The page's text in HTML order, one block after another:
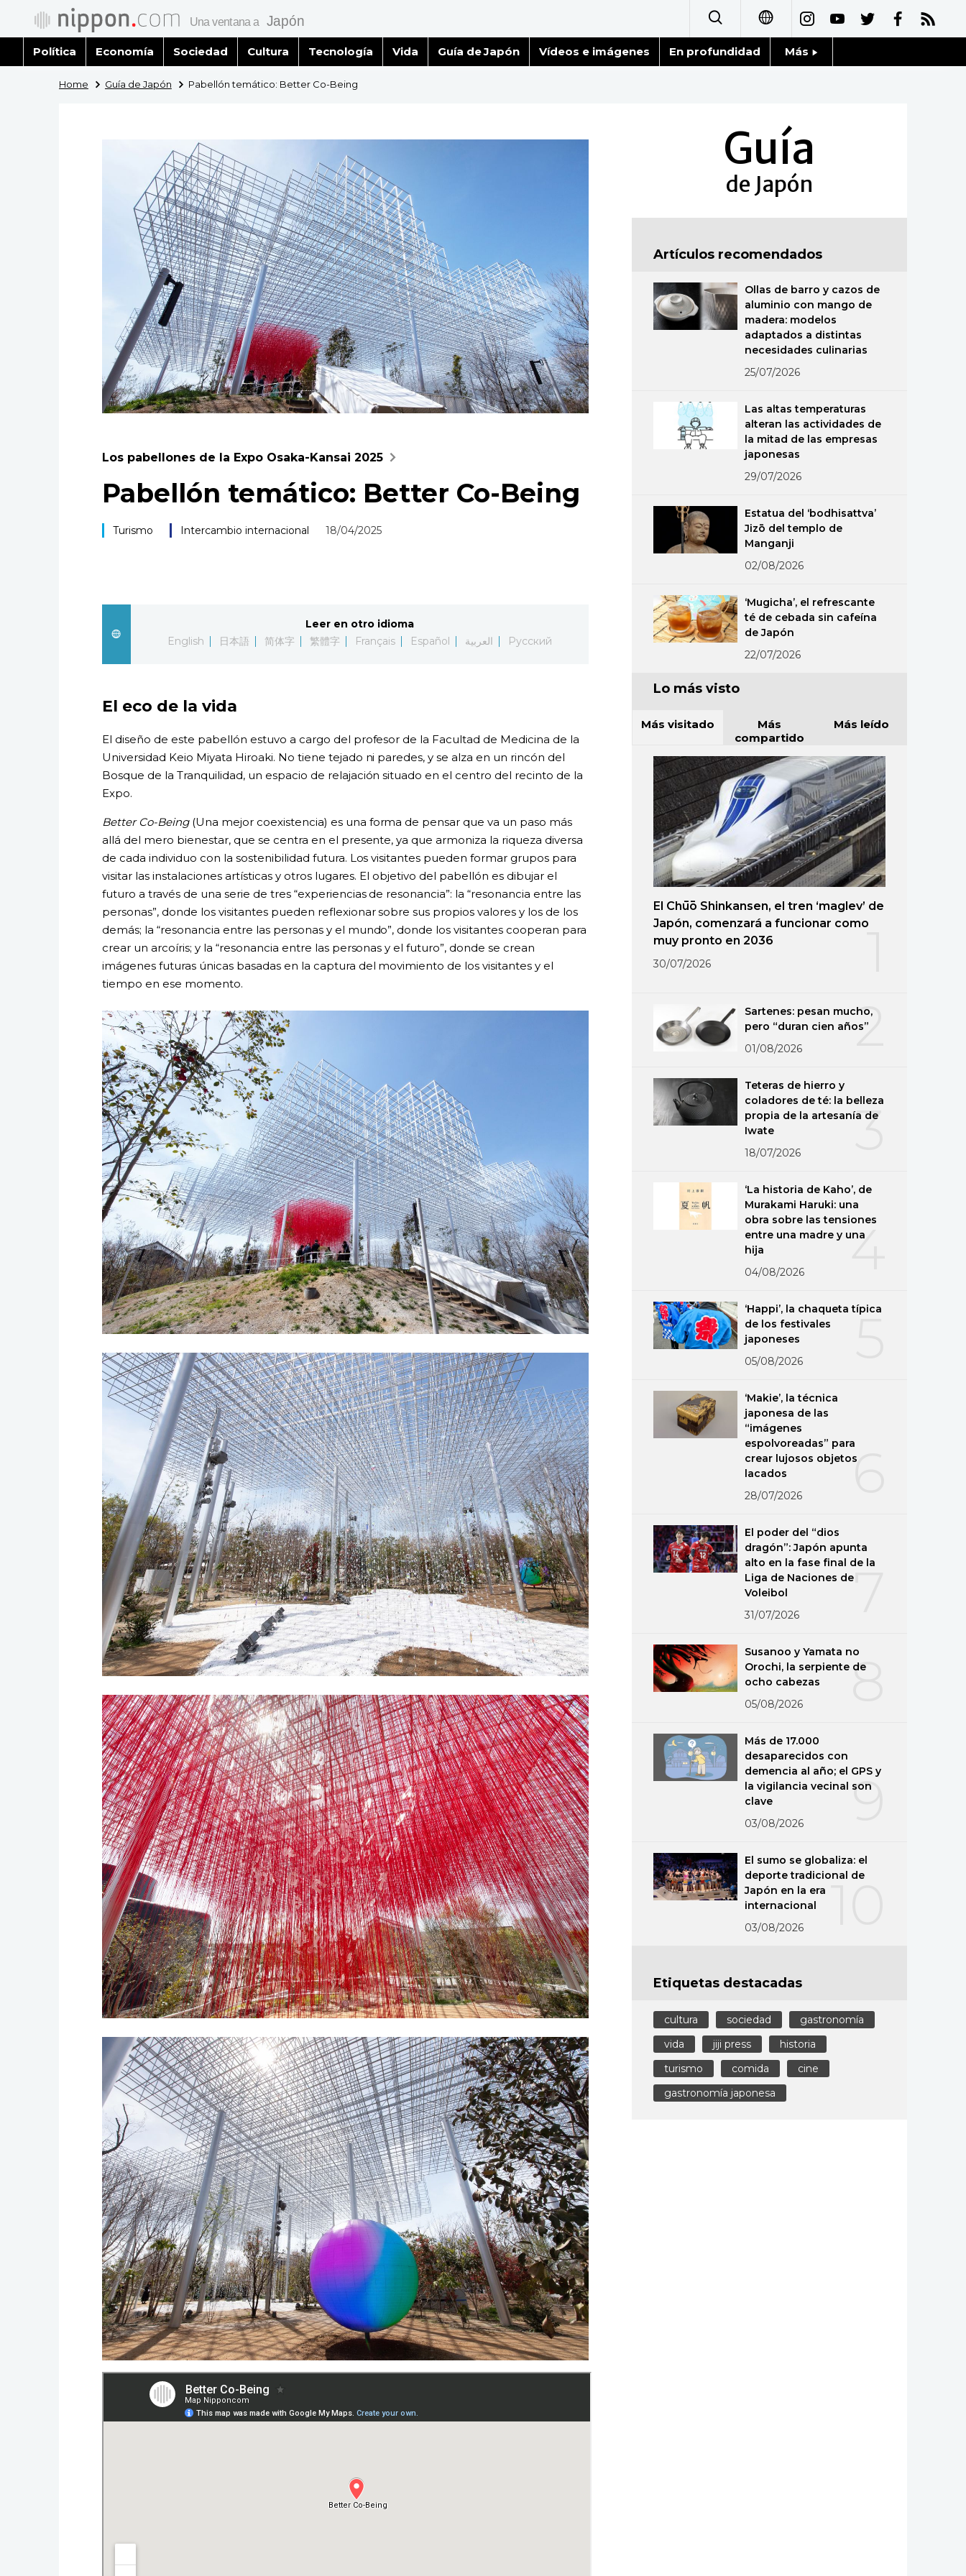
日本語
简体字
繁體字
Français
Política Economía Sociedad Cultura Tecnología Vida Guía de Japón Vídeos e imágenes En profundidad Más
Fragmentos de Japón
Gente
Avisos
Home Guía de Japón Pabellón temático: Better Co-Being
Los pabellones de la Expo Osaka-Kansai 2025
Pabellón temático: Better Co-Being
Turismo Intercambio internacional 18/04/2025
Leer en otro idioma
English
日本語 简体字 繁體字 Français Español العربية Русский
El eco de la vida
El diseño de este pabellón estuvo a cargo del profesor de la Facultad de Medicina de la
Universidad Keio Miyata Hiroaki. No tiene tejado ni paredes, y se alza en un rincón del
Bosque de la Tranquilidad, un espacio de relajación situado en el centro del recinto de la
Expo.
Better Co-Being(Una mejor coexistencia) es una forma de pensar que va un paso más
allá del mero bienestar, que se centra en el presente, ya que armoniza la riqueza diversa
de cada individuo con la sostenibilidad futura. Los visitantes pueden formar grupos para
visitar las instalaciones artísticas y otros lugares. El objetivo del pabellón es dibujar el
futuro a través de una serie de tres “experiencias de resonancia”: la “resonancia entre las
personas”, donde los visitantes pueden reflexionar sobre sus propios valores y los de los
demás; la “resonancia entre las personas y el mundo”, donde los visitantes cooperan para
crear un arcoíris; y la “resonancia entre las personas y el futuro”, donde se crean
imágenes futuras únicas basadas en la captura del movimiento de los visitantes y el
tiempo en ese momento.
Guía
de Japón
Artículos recomendados
Ollas de barro y cazos de
aluminio con mango de
madera: modelos
adaptados a distintas
necesidades culinarias
25/07/2026
Las altas temperaturas
alteran las actividades de
la mitad de las empresas
japonesas
29/07/2026
Estatua del ‘bodhisattva’
Jizō del templo de
Manganji
02/08/2026
‘Mugicha’, el refrescante
té de cebada sin cafeína
de Japón
22/07/2026
Lo más visto
Más visitado
Más
compartido
Más leído
El Chūō Shinkansen, el tren ‘maglev’ de
Japón, comenzará a funcionar como
muy pronto en 2036
30/07/2026
2
Sartenes: pesan mucho,
pero “duran cien años”
01/08/2026
3
Teteras de hierro y
coladores de té: la belleza
propia de la artesanía de
Iwate
18/07/2026
4
‘La historia de Kaho’, de
Murakami Haruki: una
obra sobre las tensiones
entre una madre y una
hija
04/08/2026
5
‘Happi’, la chaqueta típica
de los festivales
japoneses
05/08/2026
6
‘Makie’, la técnica
japonesa de las
“imágenes
espolvoreadas” para
crear lujosos objetos
lacados
28/07/2026
7
El poder del “dios
dragón”: Japón apunta
alto en la fase final de la
Liga de Naciones de
Voleibol
31/07/2026
8
Susanoo y Yamata no
Orochi, la serpiente de
ocho cabezas
05/08/2026
9
Más de 17.000
desaparecidos con
demencia al año; el GPS y
la vigilancia vecinal son
clave
03/08/2026
El sumo se globaliza: el
deporte tradicional de
Japón en la era
internacional
03/08/2026
Etiquetas destacadas
cultura sociedad
gastronomía
vida
jiji press
historia
turismo
comida
cine
gastronomía japonesa